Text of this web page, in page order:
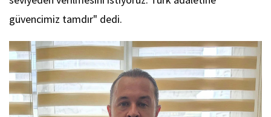
güvencimiz tamdır" dedi.